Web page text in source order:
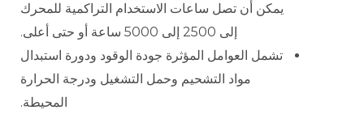
يمكن أن تصل ساعات الاستخدام التراكمية للمحرك
إلى 2500 إلى 5000 ساعة أو حتى أعلى.
تشمل العوامل المؤثرة جودة الوقود ودورة استبدال
مواد التشحيم وحمل التشغيل ودرجة الحرارة
المحيطة.